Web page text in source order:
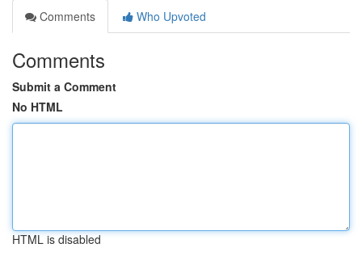
Comments
Who Upvoted
Comments
Submit a Comment
No HTML
HTML is disabled